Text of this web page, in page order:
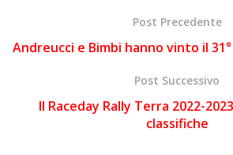
Post Precedente
Andreucci e Bimbi hanno vinto il
Post Successivo
Il Raceday Rally Terra 2022-
classifiche